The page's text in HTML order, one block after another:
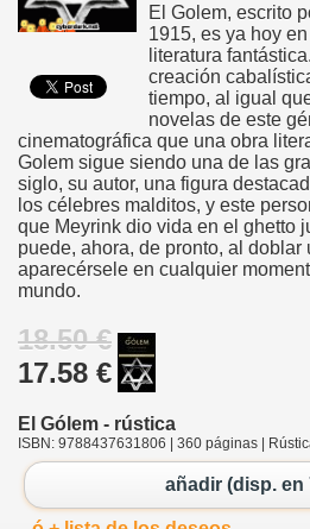
El Golem, escrito
1915, es ya hoy
literatura
creación
tiempo, al igual
novelas de este
cinematográfica que una obra
Golem sigue siendo una de las
siglo, su autor, una figura
los célebres malditos, y este
que Meyrink dio vida en el ghetto
puede, ahora, de pronto, al doblar
aparecérsele en cualquier
mundo.
18.50 €
17.58 €
El Gólem - rústica
ISBN: 9788437631806 | 360 páginas |
añadir (disp. en